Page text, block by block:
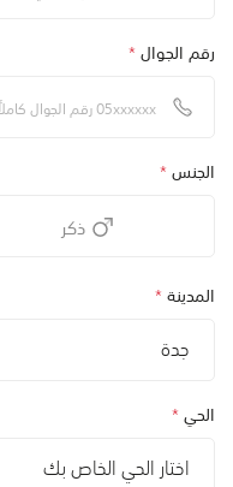
رقم الجوال*
الجنس*
ذكر
المدينة*
جدة
الحي*
اختار الحي الخاص بك